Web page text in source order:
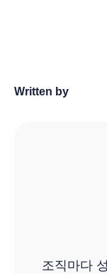
Written by
조직마다